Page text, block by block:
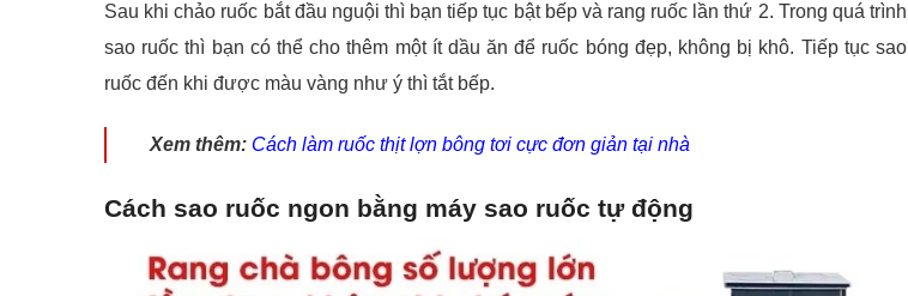
Sau khi chảo ruốc bắt đầu nguội thì bạn tiếp tục bật bếp và rang ruốc lần thứ 2. Trong quá trình
sao ruốc thì bạn có thể cho thêm một ít dầu ăn để ruốc bóng đẹp, không bị khô. Tiếp tục sao
ruốc đến khi được màu vàng như ý thì tắt bếp.
Xem thêm: Cách làm ruốc thịt lợn bông tơi cực đơn giản tại nhà
Cách sao ruốc ngon bằng máy sao ruốc tự động